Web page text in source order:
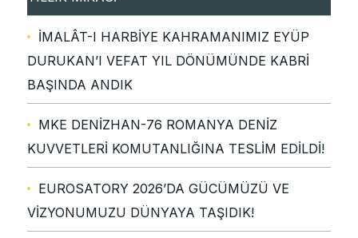
İMALÂT-I HARBİYE KAHRAMANIMIZ EYÜP
DURUKAN’I VEFAT YIL DÖNÜMÜNDE KABRİ
BAŞINDA ANDIK
MKE DENİZHAN-76 ROMANYA DENİZ
KUVVETLERİ KOMUTANLIĞINA TESLİM EDİLDİ!
EUROSATORY 2026’DA GÜCÜMÜZÜ VE
VİZYONUMUZU DÜNYAYA TAŞIDIK!